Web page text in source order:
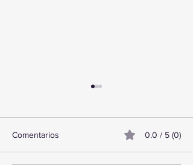
Comentarios 0.0 / 5 (0)